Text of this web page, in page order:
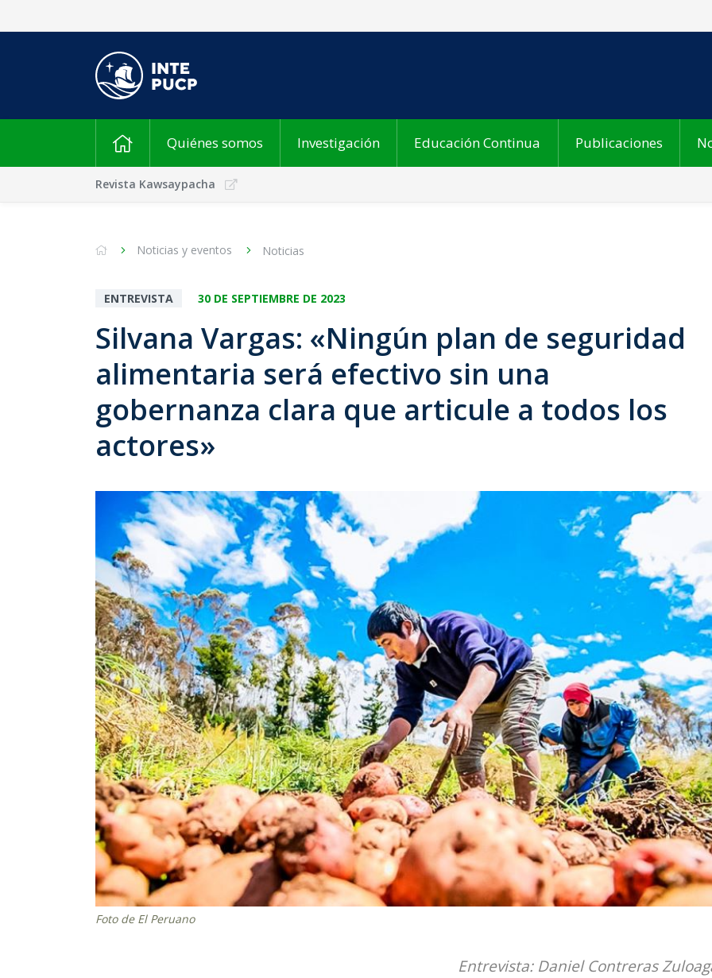
Quiénes somos Investigación Educación Continua Publicaciones
Revista Kawsaypacha
Noticias y eventos Noticias
ENTREVISTA 30 DE SEPTIEMBRE DE 2023
Silvana Vargas: «Ningún plan de seguridad
alimentaria será efectivo sin una
gobernanza clara que articule a todos los
actores»
Foto de El Peruano
Entrevista: Daniel Contreras